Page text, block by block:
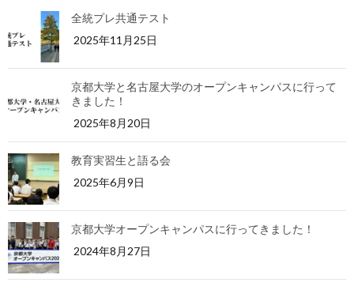
全統プレ共通テスト
2025年11月25日
京都大学と名古屋大学のオープンキャンパスに行って
きました！
2025年8月20日
教育実習生と語る会
2025年6月9日
京都大学オープンキャンパスに行ってきました！
2024年8月27日